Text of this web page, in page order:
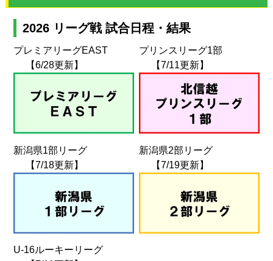
2026 リーグ戦 試合日程・結果
プレミアリーグEAST
【6/28更新】
プリンスリーグ1部
【7/11更新】
新潟県1部リーグ
【7/18更新】
新潟県2部リーグ
【7/19更新】
U-16ルーキーリーグ